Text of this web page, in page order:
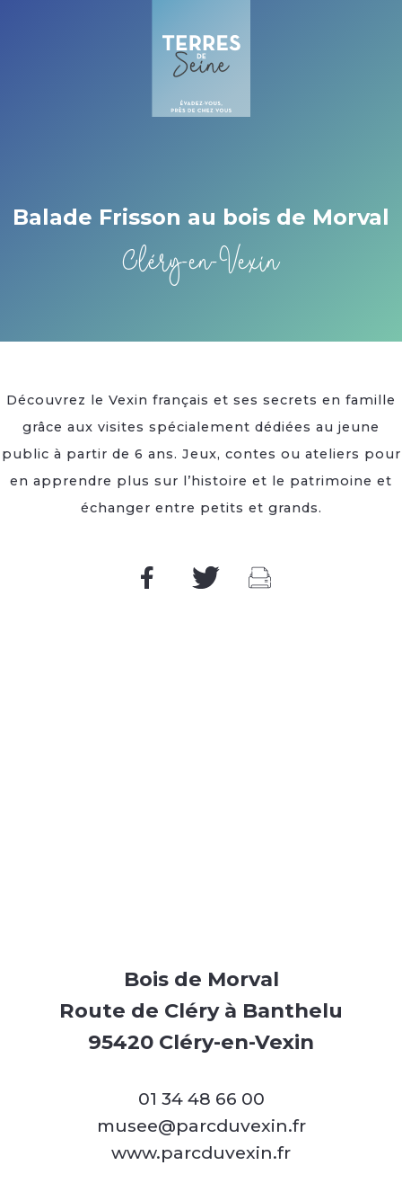
Balade Frisson au bois de Morval
Cléry-en-Vexin
Découvrez le Vexin français et ses secrets en famille
grâce aux visites spécialement dédiées au jeune
public à partir de 6 ans. Jeux, contes ou ateliers pour
en apprendre plus sur l’histoire et le patrimoine et
échanger entre petits et grands.
Bois de Morval
Route de Cléry à Banthelu
95420 Cléry-en-Vexin
01 34 48 66 00
musee@parcduvexin.fr
www.parcduvexin.fr